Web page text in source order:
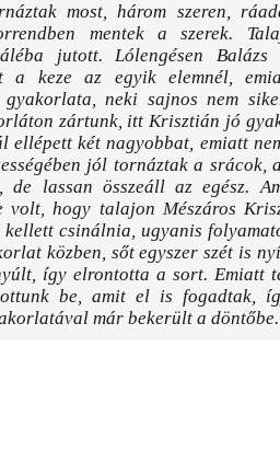
most, három szeren,
mentek a szerek.
jutott. Lólengésen Balázs
a keze az egyik elemnél,
gyakorlata, neki sajnos nem
zártunk, itt Krisztián jó
ellépett két nagyobbat, emiatt
jól tornáztak a srácok,
de lassan összeáll az egész.
volt, hogy talajon Mészáros
csinálnia, ugyanis
közben, sőt egyszer szét is
így elrontotta a sort. Emiatt
be, amit el is fogadtak,
már bekerült a döntőbe.